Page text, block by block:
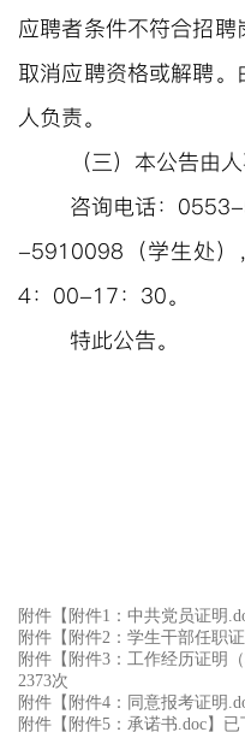
应聘者条件不符合招
取消应聘资格或解聘
人负责。
（三） 本公告由
咨询电话：
-5910098（学生处
4：00-17：30。
特此公告。
附件【 附件1：中共党员证明
附件【 附件2：学生干部任职
附件【 附件3：工作经历证明
2373次
附件【 附件4：同意报考证明
附件【 附件5：承诺书.doc】已